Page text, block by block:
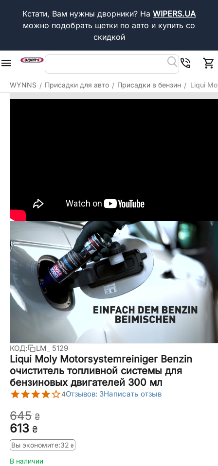
Кстати, Вам нужны дворники? На WIPERS.UA
можно подобрать щетки по авто и купить со
скидкой
WYNNS / Присадки для авто / Присадки в бензин / Liqui
КОД: LM_ 5129
Liqui Moly Motor­sys­tem­rei­niger Benzin
очиститель топливной системы для
бензиновых двигателей 300 мл
4Отзывов: 3Написать отзыв
‍613‍ ₴
‍645‍ ₴
Вы экономите:‍32‍ ₴
В наличии